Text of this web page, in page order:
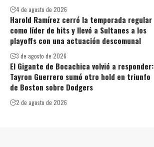
4 de agosto de 2026
Harold Ramírez cerró la temporada regular
como líder de hits y llevó a Sultanes a los
playoffs con una actuación descomunal
3 de agosto de 2026
El Gigante de Bocachica volvió a responder:
Tayron Guerrero sumó otro hold en triunfo
de Boston sobre Dodgers
2 de agosto de 2026